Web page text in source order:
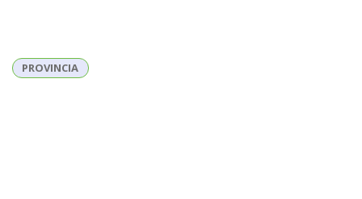
PROVINCIA